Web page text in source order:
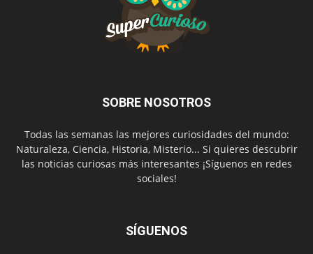
SOBRE NOSOTROS
Todas las semanas las mejores curiosidades del mundo:
Naturaleza, Ciencia, Historia, Misterio... Si quieres descubrir
las noticias curiosas más interesantes ¡Síguenos en redes
sociales!
SÍGUENOS